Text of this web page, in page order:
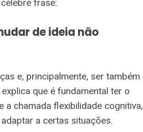
frase:
de ideia não
e, principalmente, ser também
que é fundamental ter o
a chamada flexibilidade cognitiva,
a certas situações.